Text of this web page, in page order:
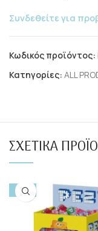
Συνδεθείτε για
Κωδικός προϊόντος:
Κατηγορίες: ALL
ΣΧΕΤΙΚΆ
-10%